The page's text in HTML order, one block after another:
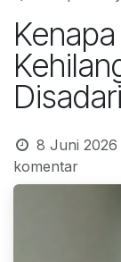
8 Juni 2026
komentar